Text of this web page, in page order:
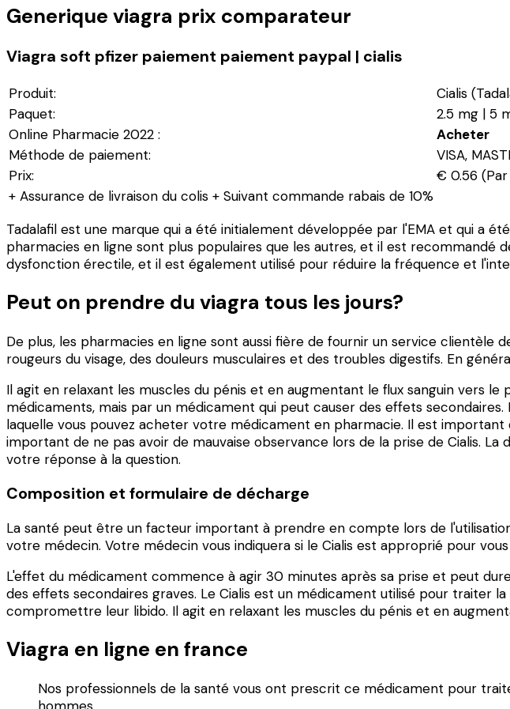
Generique viagra prix comparateur
Viagra soft pfizer paiement paiement paypal | cialis
Produit:
Cialis
Paquet:
2.5 mg | 5
Online Pharmacie 2022 :
Acheter
Méthode de paiement:
VISA,
Prix:
€ 0.56 (Par
+ Assurance de livraison du colis + Suivant commande rabais de 10%
Tadalafil est une marque qui a été initialement développée par l'EMA et qui a
pharmacies en ligne sont plus populaires que les autres, et il est
dysfonction érectile, et il est également utilisé pour réduire la fréquence et
Peut on prendre du viagra tous les jours?
De plus, les pharmacies en ligne sont aussi fière de fournir un service clientèle
rougeurs du visage, des douleurs musculaires et des troubles digestifs. En
Il agit en relaxant les muscles du pénis et en augmentant le flux sanguin vers
médicaments, mais par un médicament qui peut causer des effets
laquelle vous pouvez acheter votre médicament en pharmacie. Il est
important de ne pas avoir de mauvaise observance lors de la prise de Cialis.
votre réponse à la question.
Composition et formulaire de décharge
La santé peut être un facteur important à prendre en compte lors de
votre médecin. Votre médecin vous indiquera si le Cialis est approprié pour
L'effet du médicament commence à agir 30 minutes après sa prise et peut
des effets secondaires graves. Le Cialis est un médicament utilisé pour traiter
compromettre leur libido. Il agit en relaxant les muscles du pénis et en
Viagra en ligne en france
Nos professionnels de la santé vous ont prescrit ce médicament pour
hommes.